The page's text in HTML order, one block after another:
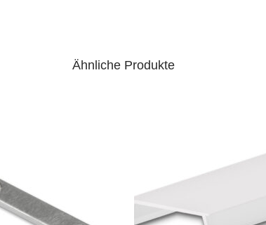
Ähnliche Produkte